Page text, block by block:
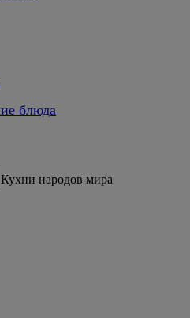
блюда
Кухни народов мира